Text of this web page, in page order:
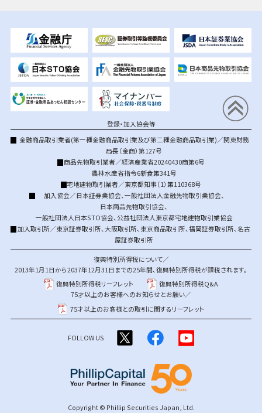
登録・加入協会等
金融商品取引業者(第一種金融商品取引業及び第二種金融商品取引業)／関東財務
局長（金商）第127号
商品先物取引業者／経済産業省20240430商第6号
農林水産省指令6新食第341号
宅地建物取引業者／東京都知事（1）第110368号
加入協会／日本証券業協会、一般社団法人金融先物取引業協会、
日本商品先物取引協会、
一般社団法人日本STO協会、公益社団法人東京都宅地建物取引業協会
加入取引所／東京証券取引所、大阪取引所、 東京商品取引所、福岡証券取引所、名古
屋証券取引所
復興特別所得税について／
2013年1月1日から2037年12月31日までの25年間、復興特別所得税が課税されます。
復興特別所得税リーフレット
復興特別所得税Q&A
75才以上のお客様へのお知らせとお願い／
75才以上のお客様との取引に関するリーフレット
FOLLOW US
Copyright © Phillip Securities Japan, Ltd.